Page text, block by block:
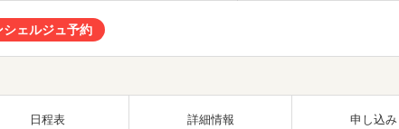
シェルジュ予約
日程表 詳細情報 申し込み